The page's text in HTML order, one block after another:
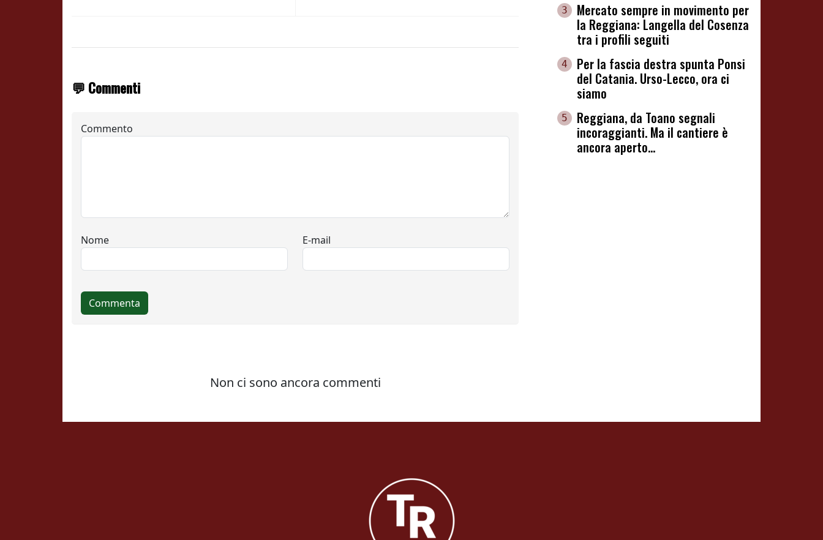
💬 Commenti
3
Mercato sempre in movimento per
la Reggiana: Langella del Cosenza
tra i profili seguiti
4
Per la fascia destra spunta Ponsi
del Catania. Urso-Lecco, ora ci
siamo
5
Reggiana, da Toano segnali
incoraggianti. Ma il cantiere è
ancora aperto...